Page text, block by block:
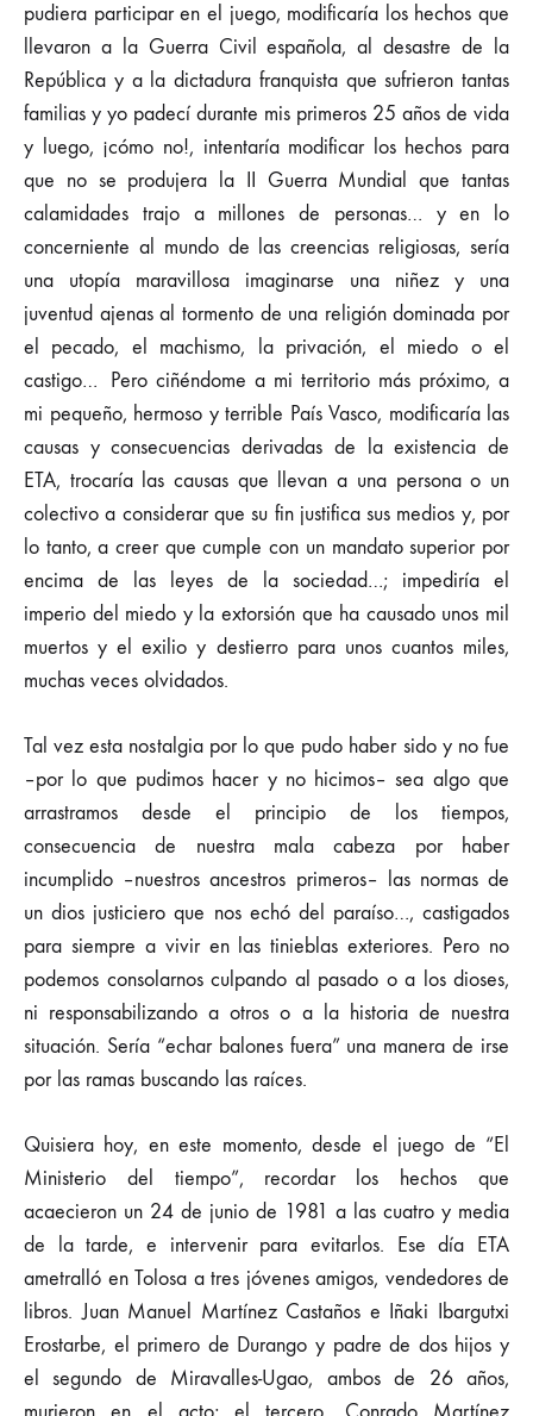
pudiera participar en el juego, modificaría los hechos que
llevaron a la Guerra Civil española, al desastre de la
República y a la dictadura franquista que sufrieron tantas
familias y yo padecí durante mis primeros 25 años de vida
y luego, ¡cómo no!, intentaría modificar los hechos para
que no se produjera la II Guerra Mundial que tantas
calamidades trajo a millones de personas… y en lo
concerniente al mundo de las creencias religiosas, sería
una utopía maravillosa imaginarse una niñez y una
juventud ajenas al tormento de una religión dominada por
el pecado, el machismo, la privación, el miedo o el
castigo… Pero ciñéndome a mi territorio más próximo, a
mi pequeño, hermoso y terrible País Vasco, modificaría las
causas y consecuencias derivadas de la existencia de
ETA, trocaría las causas que llevan a una persona o un
colectivo a considerar que su fin justifica sus medios y, por
lo tanto, a creer que cumple con un mandato superior por
encima de las leyes de la sociedad…; impediría el
imperio del miedo y la extorsión que ha causado unos mil
muertos y el exilio y destierro para unos cuantos miles,
muchas veces olvidados.
Tal vez esta nostalgia por lo que pudo haber sido y no fue
–por lo que pudimos hacer y no hicimos– sea algo que
arrastramos desde el principio de los tiempos,
consecuencia de nuestra mala cabeza por haber
incumplido –nuestros ancestros primeros– las normas de
un dios justiciero que nos echó del paraíso…, castigados
para siempre a vivir en las tinieblas exteriores. Pero no
podemos consolarnos culpando al pasado o a los dioses,
ni responsabilizando a otros o a la historia de nuestra
situación. Sería “echar balones fuera” una manera de irse
por las ramas buscando las raíces.
Quisiera hoy, en este momento, desde el juego de “El
Ministerio del tiempo”, recordar los hechos que
acaecieron un 24 de junio de 1981 a las cuatro y media
de la tarde, e intervenir para evitarlos. Ese día ETA
ametralló en Tolosa a tres jóvenes amigos, vendedores de
libros. Juan Manuel Martínez Castaños e Iñaki Ibargutxi
Erostarbe, el primero de Durango y padre de dos hijos y
el segundo de Miravalles-Ugao, ambos de 26 años,